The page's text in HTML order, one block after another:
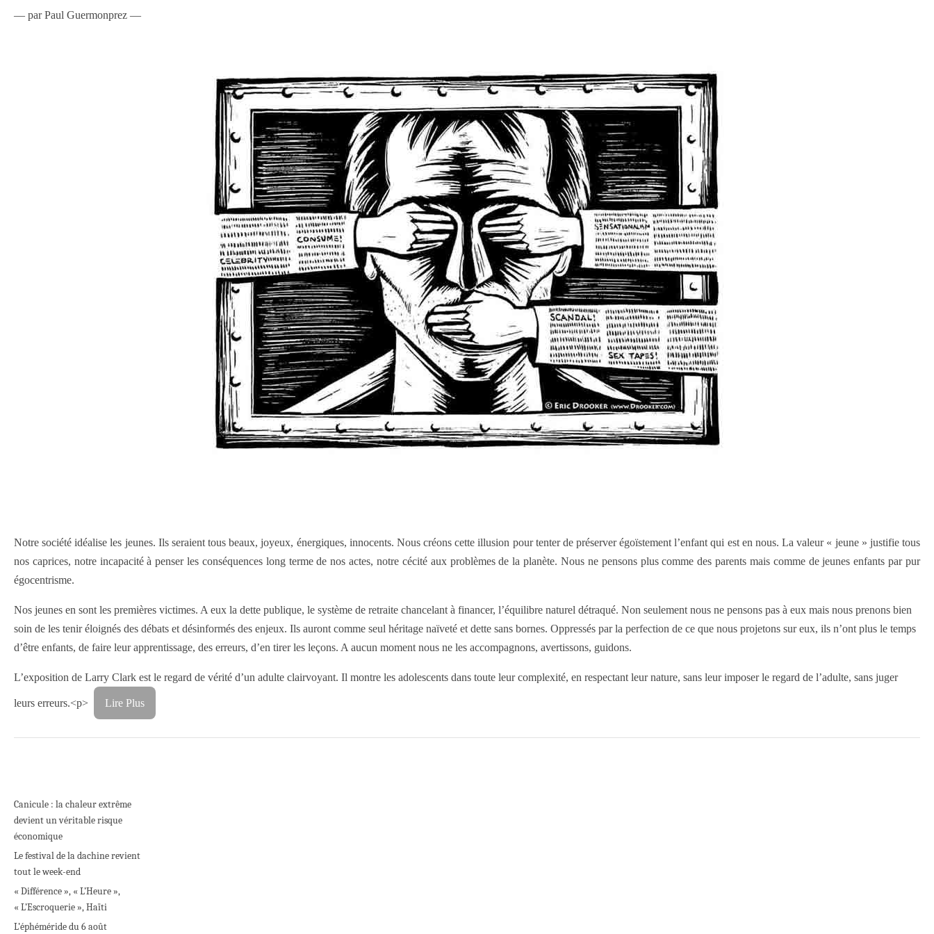
— par Paul Guermonprez —
Notre société idéalise les jeunes. Ils seraient tous beaux, joyeux, énergiques, innocents. Nous créons cette illusion pour tenter de préserver égoïstement l’enfant qui est en nous. La valeur « jeune » justifie tous
nos caprices, notre incapacité à penser les conséquences long terme de nos actes, notre cécité aux problèmes de la planète. Nous ne pensons plus comme des parents mais comme de jeunes enfants par pur
égocentrisme.
Nos jeunes en sont les premières victimes. A eux la dette publique, le système de retraite chancelant à financer, l’équilibre naturel détraqué. Non seulement nous ne pensons pas à eux mais nous prenons bien
soin de les tenir éloignés des débats et désinformés des enjeux. Ils auront comme seul héritage naïveté et dette sans bornes. Oppressés par la perfection de ce que nous projetons sur eux, ils n’ont plus le temps
d’être enfants, de faire leur apprentissage, des erreurs, d’en tirer les leçons. A aucun moment nous ne les accompagnons, avertissons, guidons.
L’exposition de Larry Clark est le regard de vérité d’un adulte clairvoyant. Il montre les adolescents dans toute leur complexité, en respectant leur nature, sans leur imposer le regard de l’adulte, sans juger
leurs erreurs.<p> Lire Plus
Canicule : la chaleur extrême
devient un véritable risque
économique
Le festival de la dachine revient
tout le week-end
« Différence », « L’Heure »,
« L’Escroquerie », Haïti
L’éphéméride du 6 août